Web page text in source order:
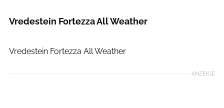
Vredestein Fortezza All Weather
Vredestein Fortezza All Weather
ANZEIGE